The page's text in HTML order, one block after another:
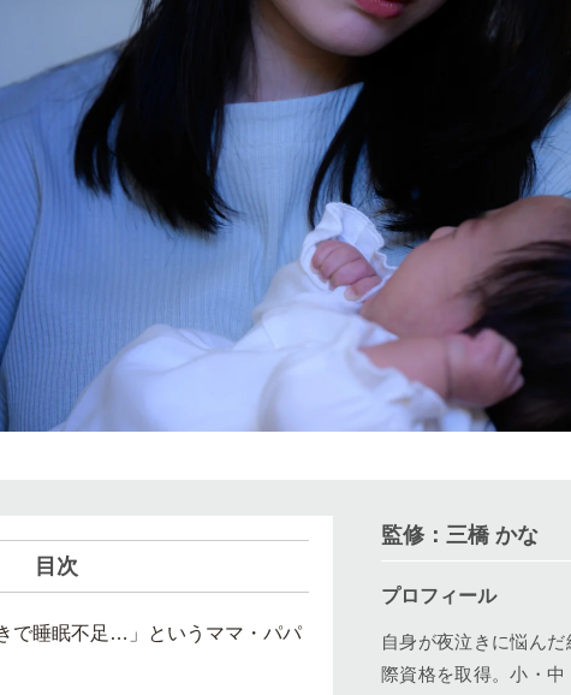
目次
で睡眠不足…」というママ・パパ
監修：三橋 かな
プロフィール
自身が夜泣きに悩ん
際資格を取得。小・